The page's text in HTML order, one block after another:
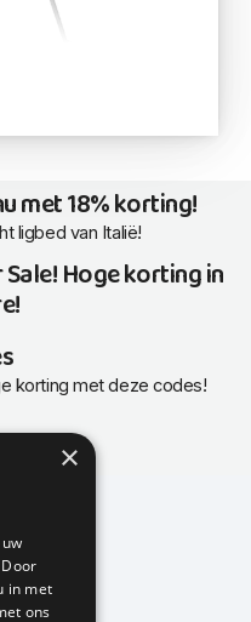
met 18% korting!
ligbed van Italië!
Hoge korting in
korting met deze codes!
collecties
×
in met
ons